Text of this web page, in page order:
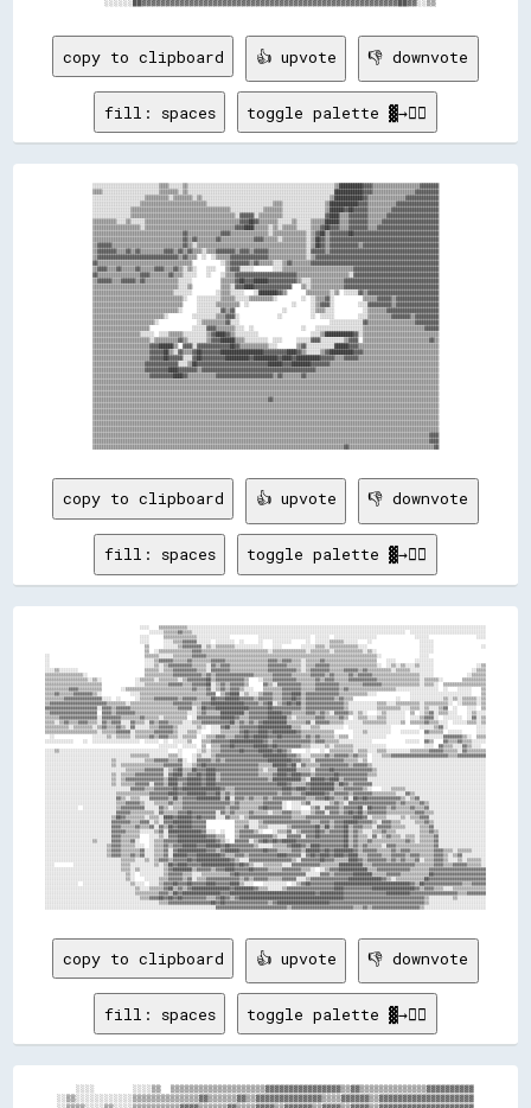
copy to clipboard 👍 upvote 👎 downvote
fill: spaces toggle palette ▓→✊🏽
░░░░░░░░░░░░░░░░░░░░░░░░░░░░▒▒▒▒░░░░░░▒▒░░░░░░░░░░░░░░░░░░░░░░░░░░░░░░░░░░░░░░░░░░░░░░░░░░░░░░░░░░░░░░▒▒██████████▓▓▓▓▒▒▒▒▒▒▒▒▒▒▒▒▒▒▒▒▒▒▒▒▓▓▓▓▓▓▓▓
▒▒▒▒░░░░░░░░░░░░░░░░░░░░░░░░▒▒▒▒▒▒▒▒░░▒▒░░░░░░░░░░░░░░░░░░░░░░░░░░░░░░░░░░░░░░░░░░░░░░░░░░░░░░░░░░░░░░████████████▓▓▓▓▒▒▒▒▒▒▒▒▒▒▒▒▒▒▒▒▒▒▓▓▓▓▓▓▓▓▓▓
░░░░░░░░░░░░░░░░░░░░░░▒▒▒▒▒▒▒▒▒▒░░▒▒▒▒▒▒▒▒░░▒▒░░░░░░░░░░░░░░░░░░░░░░░░░░░░░░░░░░░░░░░░░░░░░░░░░░░░░░▒▒████████████▓▓▒▒▒▒▒▒▒▒▒▒▒▒▒▒▒▒▓▓▓▓▓▓▓▓▓▓▓▓▓▓
░░░░░░░░░░░░░░░░░░░░▒▒▒▒▒▒▒▒▒▒▒▒▒▒▒▒▒▒▒▒▒▒▒▒▒▒▒▒░░░░░░░░░░░░░░░░░░░░░░░░░░░░▒▒▒▒░░░░░░░░░░░░░░░░░░▒▒████████████▓▓▓▓▒▒▒▒▒▒▒▒▒▒▒▒▓▓▓▓▓▓▓▓▓▓▓▓▓▓▓▓▓▓
░░░░░░░░░░░░░░░░▒▒▒▒▒▒▒▒▒▒▒▒▒▒▒▒▒▒▒▒▒▒▒▒▒▒▒▒▒▒▒▒▒▒▒▒▒▒▒▒▒▒░░░░░░░░░░░░░░▒▒▒▒▒▒▒▒░░░░░░░░░░░░░░░░░░▒▒██████▓▓██▓▓▓▓▓▓▒▒▒▒▒▒▒▒▒▒▓▓▓▓▓▓▓▓▓▓▓▓▓▓▓▓▓▓▓▓
░░░░░░░░░░░░░░░░▒▒▒▒▒▒▒▒▒▒▒▒▒▒▒▒▒▒▒▒▒▒▒▒▒▒▒▒▒▒▒▒▒▒▒▒▒▒▒▒▒▒▒▒░░▓▓▓▓▓▓░░▒▒▒▒▒▒▒▒▒▒░░░░░░░░░░░░░░░░░░▓▓████▒▒▒▒▓▓▓▓▓▓▓▓▒▒▒▒▒▒▒▒▓▓▓▓▓▓▓▓▓▓▓▓▓▓▓▓▓▓▓▓▓▓
▒▒▒▒▒▒▒▒▒▒░░░░▒▒░░░░░░▒▒▒▒▒▒▒▒▒▒▒▒▒▒▒▒▒▒▒▒▒▒▒▒▒▒▒▒▒▒▒▒▒▒▒▒▒▒▒▒▓▓▓▓██▓▓▒▒▒▒▒▒▒▒░░░░░░▒▒░░░░░░▒▒▒▒▒▒██████▒▒▒▒▓▓▓▓▓▓▓▓▒▒▒▒▒▒▓▓▓▓▓▓▓▓▓▓▓▓▓▓▓▓▓▓▓▓▓▓▓▓
▒▒▒▒▒▒▒▒▒▒▒▒▒▒▒▒▒▒▒▒░░▒▒▒▒▒▒▒▒▒▒▒▒▒▒▒▒▒▒▒▒▒▒▒▒▒▒▒▒▒▒▒▒▒▒▒▒▒▒▓▓▓▓████▒▒▒▒▒▒░░▒▒░░▒▒▒▒▒▒░░░░░░▒▒▒▒▓▓██▓▓▓▓▒▒▒▒▓▓▓▓▓▓▓▓▒▒▒▒▓▓▓▓▓▓▓▓▓▓▓▓▓▓▓▓▓▓▓▓▓▓▓▓▓▓
▒▒▒▒▒▒▒▒▒▒▒▒▒▒▒▒▒▒▒▒▒▒▒▒▒▒▒▒▒▒▒▒▒▒▒▒▒▒▓▓▒▒▒▒▒▒▒▒▒▒▒▒▒▒▓▓▓▓▒▒▒▒▒▒▒▒▒▒▒▒▒▒▒▒░░▒▒▒▒▒▒▒▒▒▒▒▒▒▒░░▒▒▓▓██▒▒▓▓▓▓▓▓▓▓██▓▓▓▓▓▓▓▓▓▓▓▓▓▓▓▓▓▓▓▓▓▓▓▓▓▓▓▓▓▓▓▓▓▓▓▓
▒▒▒▒▒▒▒▒▒▒▒▒▒▒▒▒▒▒▒▒▒▒▒▒▒▒▒▒▒▒▒▒▒▒▒▒▒▒▓▓▒▒▓▓▒▒▒▒▒▒▒▒▓▓▒▒▒▒▒▒▒▒▒▒▒▒▒▒▓▓▓▓▒▒▒▒▒▒░░▒▒▒▒▒▒▒▒▒▒░░▒▒██▓▓▒▒▓▓▓▓▓▓▓▓▓▓▓▓▓▓▓▓▓▓▓▓▓▓▓▓▓▓▓▓▓▓▓▓▓▓▓▓▓▓▓▓▓▓▓▓▓▓
▒▒▓▓▓▓▓▓▒▒▒▒▒▒▒▒▒▒▒▒▒▒▒▒▒▒▒▒▒▒▒▒▒▒▒▒▒▒▓▓▒▒░░▒▒▒▒▒▒▒▒▒▒▒▒▒▒▒▒▒▒▒▒▒▒▒▒▒▒▒▒▒▒▒▒▒▒▒▒▒▒▒▒▒▒▒▒▒▒░░▒▒██▓▓▒▒▓▓▓▓▓▓▓▓▓▓▓▓▒▒▓▓▓▓▓▓▓▓▓▓▓▓▓▓▓▓▓▓▓▓▓▓▓▓▓▓▓▓▓▓▓▓
▒▒▓▓▓▓▓▓▓▓▒▒▒▒▓▓▒▒▓▓▒▒▒▒▒▒▒▒▒▒▓▓▓▓▒▒▓▓▒▒▓▓▒▒▒▒░░▒▒▒▒▓▓▓▓▓▓▓▓▒▒▓▓▓▓▒▒▓▓▓▓▓▓▒▒▒▒▒▒▒▒▒▒▒▒▒▒▒▒░░▓▓▓▓▓▓▒▒▓▓▓▓▓▓▓▓▓▓▓▓▓▓▓▓▓▓▓▓▓▓▓▓▓▓▓▓▓▓▓▓▓▓▓▓▓▓▓▓▓▓▓▓▓▓
▒▒▓▓▓▓▓▓▓▓▓▓▓▓▓▓▓▓▓▓▓▓▓▓▓▓▓▓▓▓▓▓▓▓▓▓▒▒▓▓▒▒▒▒  ░░  ░░▒▒▒▒▒▒▓▓▓▓▓▓▓▓▓▓▓▓▓▓▓▓▒▒▒▒▒▒▒▒▒▒▒▒▒▒▒▒░░▒▒▓▓▓▓▓▓▓▓▓▓▓▓▓▓▓▓▓▓▓▓▓▓▓▓▓▓▓▓▓▓▓▓▓▓▓▓▓▓▓▓▓▓▓▓▓▓▓▓▓▓▓▓
▓▓▒▒▒▒▒▒▒▒▒▒▒▒▒▒▒▒▒▒▒▒▒▒▒▒▒▒▒▒▒▒▒▒▒▒▒▒▒▒▒▒            ░░▒▒▓▓▓▓▓▓▓▓▒▒▓▓▒▒▒▒▒▒░░░░▒▒▓▓▒▒▒▒▒▒▒▒▓▓▓▓▓▓▓▓▓▓▓▓▓▓▓▓▓▓▓▓▓▓▓▓▓▓▓▓▓▓▓▓▓▓▓▓▓▓▓▓▓▓▓▓▓▓▓▓▓▓▓▓▓▓
▒▒▓▓▓▓▒▒▒▒▓▓▒▒▒▒▒▒▓▓▒▒▒▒▒▒▓▓▓▓▒▒▒▒▓▓▒▒░░▒▒░░    ░░░░    ▒▒▓▓▓▓░░░░░░        ░░░░▒▒▒▒▒▒▒▒▒▒▒▒▒▒▒▒▒▒▒▒▒▒▒▒▒▒▒▒▒▒▓▓▓▓▓▓▓▓▓▓▓▓▓▓▓▓▓▓▓▓▓▓▓▓▓▓▓▓▓▓▓▓▓▓▓▓
▓▓▒▒▒▒▒▒▒▒▒▒▒▒▒▒▒▒▒▒▓▓▓▓▒▒▒▒▒▒▒▒▓▓▒▒▒▒░░░░░░    ░░    ░░▒▒▒▒▓▓▓▓▓▓▓▓▓▓▓▓▓▓▓▓▓▓▓▓▓▓▓▓▓▓▒▒▒▒▒▒▒▒▒▒▒▒▒▒▒▒▒▒▒▒▒▒░░▓▓▓▓▓▓▓▓▓▓▓▓▓▓▓▓▓▓▓▓▓▓▓▓▓▓▓▓▓▓▓▓▓▓▓▓
▒▒▓▓▓▓▓▓▒▒▒▒▓▓▓▓▓▓▒▒▓▓▒▒▒▒▒▒▒▒▒▒▒▒▒▒░░░░░░            ▒▒▒▒▒▒▓▓██▓▓▓▓██████▓▓▓▓▓▓▓▓▓▓▓▓▒▒░░░░▒▒▒▒▒▒▒▒▒▒▒▒▒▒▓▓▓▓▓▓▓▓▓▓▓▓▓▓▓▓▓▓▓▓▓▓▓▓▓▓▓▓▓▓▓▓▓▓▓▓▓▓▓▓
▒▒▒▒▒▒▒▒▒▒▒▒▒▒▒▒▒▒▒▒▒▒▒▒▒▒▒▒▒▒▒▒▒▒▒▒░░░░▒▒            ▒▒▒▒░░▓▓▓▓████▓▓▓▓▓▓▓▓▓▓▓▓▓▓▓▓    ▒▒░░▒▒▒▒▒▒▒▒▒▒▒▒▒▒▓▓▓▓▓▓▓▓▓▓▓▓▓▓▓▓▓▓▓▓▓▓▓▓▓▓▓▓▓▓▓▓▓▓▓▓▓▓▓▓
▒▒▒▒▒▒▒▒▒▒▒▒▒▒▒▒▒▒▒▒▒▒▒▒▒▒▒▒▒▒▒▒▒▒░░░░░░░░          ░░▒▒▒▒░░░░░░    ░░████████▓▓▒▒        ▒▒▒▒▒▒▒▒▒▒░░▒▒  ░░░░░░▓▓▒▒▓▓▓▓▓▓▓▓▓▓▓▓▓▓▓▓▓▓▓▓▓▓▓▓▓▓▓▓▓▓
▒▒▒▒▒▒▒▒▒▒▒▒▒▒▒▒▒▒▒▒▒▒▒▒▒▒▒▒▒▒▒▒▒▒▒▒▒▒░░    ░░░░░░░░░░▒▒▒▒▒▒░░░░░░▒▒▒▒▒▒▒▒▒▒░░          ░░  ░░▒▒▒▒▓▓░░            ▒▒▒▒▒▒▓▓▓▓▓▓▒▒▓▓▓▓▓▓▓▓▓▓▓▓▓▓▓▓▓▓
▒▒▒▒▒▒▒▒▒▒▒▒▒▒▒▒▒▒▒▒▒▒▒▒▒▒▒▒▒▒▒▒▒▒▒▒▒▒      ░░░░░░░░▒▒▒▒▒▒▒▒▒▒  ░░                  ░░      ░░▒▒▓▓▓▓░░          ░░░░▓▓▓▓▓▓▓▓▓▓▒▒▓▓▓▓▓▓▓▓▓▓▓▓▓▓▓▓▓▓
▒▒▒▒▒▒▒▒▒▒▒▒▒▒▒▒▒▒▒▒▒▒▒▒▒▒▒▒▒▒▒▒▒▒▒▒░░      ░░░░░░░░░░▓▓▒▒▓▓                    ░░          ░░▒▒▒▒░░░░            ░░▒▒▒▒▒▒▒▒▓▓▓▓▓▓▓▓▓▓▓▓▓▓▓▓▓▓▓▓▓▓
▒▒▒▒▒▒▒▒▒▒▒▒▒▒▒▒▒▒▒▒▒▒▒▒▒▒▒▒▒▒░░          ░░░░░░░░░░▒▒▒▒▓▓▓▓░░                ░░            ░░  ░░░░░░          ░░░░▒▒▒▒▒▒▒▒▒▒▓▓▓▓▓▓▓▓▒▒▓▓▓▓▓▓▓▓▓▓
▒▒▒▒▒▒▒▒▒▒▒▒▒▒▒▒▒▒▒▒▒▒▒▒▒▒░░                ░░▒▒▒▒▒▒▒▒▒▒▓▓░░░░                                      ░░░░░░░░░░░░░░▓▓▒▒▒▒▒▒▒▒▒▒▒▒▒▒▒▒▒▒▒▒▓▓▓▓▓▓▓▓▓▓
▒▒▒▒▒▒▒▒▒▒▒▒▒▒▒▒▒▒▒▒▒▒▒▒                  ░░░░░░▓▓▓▓▒▒▒▒▒▒▒▒░░░░  ░░                    ░░    ░░░░░░░░░░░░░░░░░░░░▒▒▒▒▒▒▒▒▒▒▒▒▒▒▒▒▒▒▒▒▒▒▒▒▒▒▓▓▓▓▓▓
▒▒▒▒▒▒▒▒▒▒▒▒▒▒▒▒▒▒▒▒░░░░░░  ░░░░▒▒▒▒▒▒░░░░░░░░░░▒▒▓▓████▓▓▒▒░░░░░░░░░░                      ░░░░▒▒████████████▓▓░░▒▒▒▒▒▒▒▒▒▒▒▒▒▒▒▒▒▒▒▒▒▒▒▒▒▒▒▒▒▒▒▒
▒▒▒▒▒▒▒▒▒▒▒▒▒▒▒▒▒▒▒▒▒▒▒▒░░▒▒▒▒▒▒▒▒▒▒▓▓▒▒░░░░░░░░▒▒▓▓▓▓██████▒▒▒▒░░░░░░░░░░  ░░░░      ░░░░░░▓▓▓▓░░░░░░░░░░▒▒▓▓▓▓  ▒▒▒▒▒▒▒▒▒▒▒▒▒▒▒▒▒▒▒▒▒▒▒▒▒▒▒▒▓▓▒▒
▒▒▒▒▒▒▒▒▒▒▒▒▒▒▒▒▒▒▒▒▒▒▒▒▓▓▓▓██████▒▒  ▓▓▓▓░░▓▓▓▓▓▓▓▓▓▓▓▓▓▓██▓▓▒▒▒▒▒▒▒▒▒▒▒▒░░░░        ▒▒▓▓░░░░░░░░░░░░██████▓▓▓▓▒▒▒▒▒▒▒▒▒▒▒▒▒▒▒▒▒▒▒▒▒▒▒▒▒▒▒▒▒▒▒▒▒▒
▒▒▒▒▒▒▒▒▒▒▒▒▒▒▒▒▒▒▒▒▒▒▒▒▓▓▓▓▓▓██▒▒░░▓▓▒▒▒▒▓▓██▓▓▓▓▓▓▓▓██████████████████▓▓▓▓▓▓▓▓▓▓████▓▓▒▒░░░░░░▒▒▓▓██████████▓▓▓▓▒▒▒▒▒▒▒▒▒▒▒▒▒▒▒▒▒▒▒▒▒▒▒▒▒▒▒▒▒▒▒▒
▒▒▒▒▒▒▒▒▒▒▒▒▒▒▒▒▒▒▒▒▒▒▒▒▓▓▓▓▓▓██▓▓▓▓▓▓░░░░▓▓██▓▓▓▓▓▓▓▓▓▓██████████▓▓██████████▓▓████▓▓██████████▓▓▓▓▓▓▒▒▒▒▓▓▓▓▓▓▒▒▒▒▒▒▒▒▒▒▒▒▒▒▒▒▒▒▒▒▒▒▒▒▒▒▒▒▒▒▒▒▒▒
▒▒▒▒▒▒▒▒▒▒▒▒▒▒▒▒▒▒▒▒▒▒▓▓▓▓▓▓▓▓▓▓▓▓▓▓░░░░▒▒██▓▓▓▓▓▓▓▓▓▓▓▓▓▓▓▓▓▓▓▓▓▓▓▓▓▓▓▓▓▓██████▓▓▓▓████████▓▓▓▓▓▓▓▓▒▒▒▒▒▒▒▒▒▒▒▒▒▒▒▒▒▒▒▒▒▒▒▒▒▒▒▒▒▒▒▒▒▒▒▒▒▒▒▒▒▒▒▒▒▒
▒▒▒▒▒▒▒▒▒▒▒▒▒▒▒▒▒▒▒▒▒▒▓▓▓▓▓▓▓▓▓▓████▓▓▓▓▓▓▓▓▒▒▓▓▓▓▓▓▓▓▓▓▓▓▓▓▓▓▓▓▓▓▓▓▓▓▓▓▓▓▓▓▓▓▓▓▓▓▓▓▓▓▓▓▓▓▓▓▓▓▒▒▒▒▒▒▒▒▒▒▒▒▒▒▒▒▒▒▒▒▒▒▒▒▒▒▒▒▒▒▒▒▒▒▒▒▒▒▒▒▒▒▒▒▒▒▒▒▒▒▒▒
▒▒▒▒▒▒▒▒▒▒▒▒▒▒▒▒▒▒▒▒▒▒▒▒▓▓▓▓▓▓▓▓▓▓████▓▓▒▒▒▒▒▒▒▒▒▒▒▒▓▓▓▓▓▓▓▓▓▓▓▓▓▓▓▓▓▓▓▓▓▓▓▓▒▒▓▓▒▒▒▒▒▒▒▒▓▓▒▒▒▒▒▒▒▒▒▒▒▒▒▒▒▒▒▒▒▒▒▒▒▒▒▒▒▒▒▒▒▒▒▒▒▒▒▒▒▒▒▒▒▒▒▒▒▒▒▒▒▒▒▒▒▒
▒▒▒▒▒▒▒▒▒▒▒▒▒▒▒▒▒▒▒▒▒▒▒▒▒▒▒▒▒▒▒▒▒▒▒▒▒▒▒▒▒▒▒▒▒▒▒▒▒▒▒▒▒▒▒▒▒▒▒▒▒▒▒▒▒▒▒▒▒▒▒▒▒▒▒▒▒▒▒▒▒▒▒▒▒▒▒▒▒▒▒▒▒▒▒▒▒▒▒▒▒▒▒▒▒▒▒▒▒▒▒▒▒▒▒▒▒▒▒▒▒▒▒▒▒▒▒▒▒▒▒▒▒▒▒▒▒▒▒▒▒▒▒▒▒▒
▒▒▒▒▒▒▒▒▒▒▒▒▒▒▒▒▒▒▒▒▒▒▒▒▒▒▒▒▒▒▒▒▒▒▒▒▒▒▒▒▒▒▒▒▒▒▒▒▒▒▒▒▒▒▒▒▒▒▒▒▒▒▒▒▒▒▒▒▒▒▒▒▒▒▒▒▒▒▒▒▒▒▒▒▒▒▒▒▒▒▒▒▒▒▒▒▒▒▒▒▒▒▒▒▒▒▒▒▒▒▒▒▒▒▒▒▒▒▒▒▒▒▒▒▒▒▒▒▒▒▒▒▒▒▒▒▒▒▒▒▒▒▒▒▒▒
▒▒▒▒▒▒▒▒▒▒▒▒▒▒▒▒▒▒▒▒▒▒▒▒▒▒▒▒▒▒▒▒▒▒▒▒▒▒▒▒▒▒▒▒▒▒▒▒▒▒▒▒▒▒▒▒▒▒▒▒▒▒▒▒▒▒▒▒▒▒▒▒▒▒▒▒▒▒▒▒▒▒▒▒▒▒▒▒▒▒▒▒▒▒▒▒▒▒▒▒▒▒▒▒▒▒▒▒▒▒▒▒▒▒▒▒▒▒▒▒▒▒▒▒▒▒▒▒▒▒▒▒▒▒▒▒▒▒▒▒▒▒▒▒▒▒
▒▒▒▒▒▒▒▒▒▒▒▒▒▒▒▒▒▒▒▒▒▒▒▒▒▒▒▒▒▒▒▒▒▒▒▒▒▒▒▒▒▒▒▒▒▒▒▒▒▒▒▒▒▒▒▒▒▒▒▒▒▒▒▒▒▒▒▒▒▒▒▒▒▒▓▓▒▒▒▒▒▒▒▒▒▒▒▒▒▒▒▒▒▒▒▒▒▒▒▒▒▒▒▒▒▒▒▒▒▒▒▒▒▒▒▒▒▒▒▒▒▒▒▒▒▒▒▒▒▒▒▒▒▒▒▒▒▒▒▒▒▒▒▒▒▒
▒▒▒▒▒▒▒▒▒▒▒▒▒▒▒▒▒▒▒▒▒▒▒▒▒▒▒▒▒▒▒▒▒▒▒▒▒▒▒▒▒▒▒▒▒▒▒▒▒▒▒▒▒▒▒▒▒▒▒▒▒▒▒▒▒▒▒▒▒▒▒▒▒▒▒▒▒▒▒▒▒▒▒▒▒▒▒▒▒▒▒▒▒▒▒▒▒▒▒▒▒▒▒▒▒▒▒▒▒▒▒▒▒▒▒▒▒▒▒▒▒▒▒▒▒▒▒▒▒▒▒▒▒▒▒▒▒▒▒▒▒▒▒▒▒▒
▒▒▒▒▒▒▒▒▒▒▒▒▒▒▒▒▒▒▒▒▒▒▒▒▒▒▒▒▒▒▒▒▒▒▒▒▒▒▒▒▒▒▒▒▒▒▒▒▒▒▒▒▒▒▒▒▒▒▒▒▒▒▒▒▒▒▒▒▒▒▒▒▒▒▒▒▒▒▒▒▒▒▒▒▒▒▒▒▒▒▒▒▒▒▒▒▒▒▒▒▒▒▒▒▒▒▒▒▒▒▒▒▒▒▒▒▒▒▒▒▒▒▒▒▒▒▒▒▒▒▒▒▒▒▒▒▒▒▒▒▒▒▒▒▒▒
▒▒▒▒▒▒▒▒▒▒▒▒▒▒▒▒▒▒▒▒▒▒▒▒▒▒▒▒▒▒▒▒▒▒▒▒▒▒▒▒▒▒▒▒▒▒▒▒▒▒▒▒▒▒▒▒▒▒▒▒▒▒▒▒▒▒▒▒▒▒▒▒▒▒▒▒▒▒▒▒▒▒▒▒▒▒▒▒▒▒▒▒▒▒▒▒▒▒▒▒▒▒▒▒▒▒▒▒▒▒▒▒▒▒▒▒▒▒▒▒▒▒▒▒▒▒▒▒▒▒▒▒▒▒▒▒▒▒▒▒▒▒▒▒▒▒
▒▒▒▒▒▒▒▒▒▒▒▒▒▒▒▒▒▒▒▒▒▒▒▒▒▒▒▒▒▒▒▒▒▒▒▒▒▒▒▒▒▒▒▒▒▒▒▒▒▒▒▒▒▒▒▒▒▒▒▒▒▒▒▒▒▒▒▒▒▒▒▒▒▒▒▒▒▒▒▒▒▒▒▒▒▒▒▒▒▒▒▒▒▒▒▒▒▒▒▒▒▒▒▒▒▒▒▒▒▒▒▒▒▒▒▒▒▒▒▒▒▒▒▒▒▒▒▒▒▒▒▒▒▒▒▒▒▒▒▒▒▒▒▒▒▒
▒▒▒▒▒▒▒▒▒▒▒▒▒▒▒▒▒▒▒▒▒▒▒▒▒▒▒▒▒▒▒▒▒▒▒▒▒▒▒▒▒▒▒▒▒▒▒▒▒▒▒▒▒▒▒▒▒▒▒▒▒▒▒▒▒▒▒▒▒▒▒▒▒▒▒▒▒▒▒▒▒▒▒▒▒▒▒▒▒▒▒▒▒▒▒▒▒▒▒▒▒▒▒▒▒▒▒▒▒▒▒▒▒▒▒▒▒▒▒▒▒▒▒▒▒▒▒▒▒▒▒▒▒▒▒▒▒▒▒▒▒▒▒▒▒▒
▒▒▒▒▒▒▒▒▒▒▒▒▒▒▒▒▒▒▒▒▒▒▒▒▒▒▒▒▒▒▒▒▒▒▒▒▒▒▒▒▒▒▒▒▒▒▒▒▒▒▒▒▒▒▒▒▒▒▒▒▒▒▒▒▒▒▒▒▒▒▒▒▒▒▒▒▒▒▒▒▒▒▒▒▒▒▒▒▒▒▒▒▒▒▒▒▒▒▒▒▒▒▒▒▒▒▒▒▒▒▒▒▒▒▒▒▒▒▒▒▒▒▒▒▒▒▒▒▒▒▒▒▒▒▒▒▒▒▒▒▒▒▓▓▓▓
▒▒▒▒▒▒▒▒▒▒▒▒▒▒▒▒▒▒▒▒▒▒▒▒▒▒▒▒▒▒▒▒▒▒▒▒▒▒▒▒▒▒▒▒▒▒▒▒▒▒▒▒▒▒▒▒▒▒▒▒▒▒▒▒▒▒▒▒▒▒▒▒▒▒▒▒▒▒▒▒▒▒▒▒▒▒▒▒▒▒▒▒▒▒▒▒▒▒▒▒▒▒▒▒▒▒▒▒▒▒▒▒▒▒▒▒▒▒▒▒▒▒▒▒▒▒▒▒▒▒▒▒▒▒▒▒▒▒▒▒▒▒▓▓▓▓
copy to clipboard 👍 upvote 👎 downvote
fill: spaces toggle palette ▓→✊🏽
copy to clipboard 👍 upvote 👎 downvote
fill: spaces toggle palette ▓→✊🏽
    ░░░░        ░░░░▒▒  ▒▒▒▒▒▒▒▒▒▒▒▒▒▒▒▒▒▒▒▒▓▓▓▓▓▓▓▓▓▓▓▓▓▓▓▓▒▒▓▓▒▒▒▒▒▒▒▒▒▒▒▒▒▒▓▓▓▓▓▓▓▓▓▓
░░▒▒░░░░░░░░░░░░▒▒▒▒▒▒▒▒▒▒▒▒▒▒▓▓▒▒▒▒▒▒▓▓▒▒▓▓▓▓▓▓▓▓▓▓▓▓▓▓▒▒▒▒▓▓▓▓▓▓▒▒▓▓▓▓▓▓▓▓▓▓▓▓▓▓▓▓▓▓▓▓